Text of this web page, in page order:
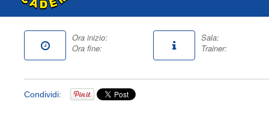
Ora inizio:
Ora fine:
Sala:
Trainer:
Condividi: